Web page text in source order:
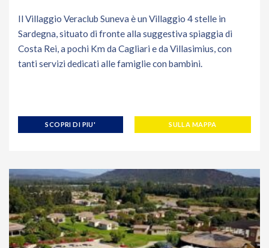
Il Villaggio Veraclub Suneva è un Villaggio 4 stelle in
Sardegna, situato di fronte alla suggestiva spiaggia di
Costa Rei, a pochi Km da Cagliari e da Villasimius, con
tanti servizi dedicati alle famiglie con bambini.
SCOPRI DI PIU' SULLA MAPPA